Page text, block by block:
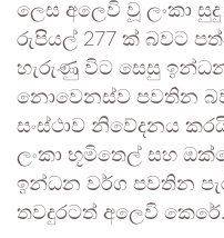
ලෙස අලෙවි වූ ලංකා
රුපියල් 277 ක් බවට
හැරුණු විට සෙසු
නොවෙනස්ව පවතින
සංස්ථාව නිවේදනය
ලංකා භූමිතෙල් සහ
ඉන්ධන වර්ග පවතින
තවදුරටත් අලෙවි කෙරේ.